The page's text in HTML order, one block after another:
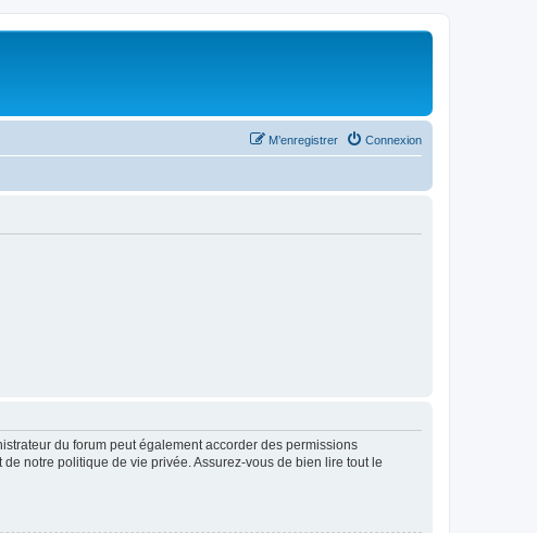
Connexion
M’enregistrer
du forum peut également accorder des permissions
notre politique de vie privée. Assurez-vous de bien lire tout le